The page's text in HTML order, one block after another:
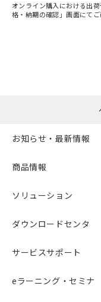
オンライン購入における出
格・納期の確認」画面にてご
お知らせ・最新情報
商品情報
ソリューション
ダウンロードセンタ
サービスサポート
eラーニング・セミナ